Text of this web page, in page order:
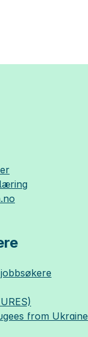
from Ukraine